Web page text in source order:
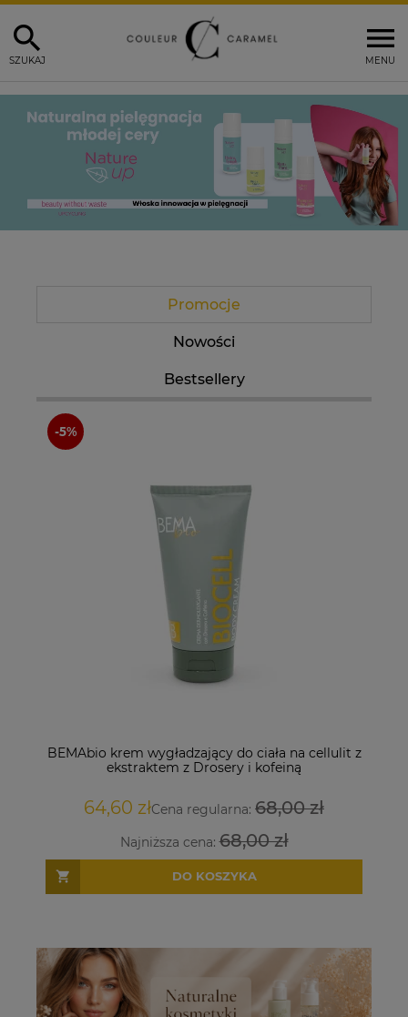
MENU
SZUKAJ
Promocje
Nowości
Bestsellery
BEMAbio krem wygładzający do ciała na cellulit z
ekstraktem z Drosery i kofeiną
64,60 złCena regularna: 68,00 zł
Najniższa cena:68,00 zł
DO KOSZYKA
BEMAbio krem ujędrniający do ciała z Centellą
Azjatycką i ekstraktem z pestek dyni 150 ml
64,60 złCena regularna: 68,00 zł
Najniższa cena:68,00 zł
DO KOSZYKA